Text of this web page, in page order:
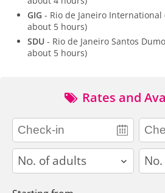
GIG - Rio de Janeiro International
about 5 hours)
SDU - Rio de Janeiro Santos
about 5 hours)
Rates and
adults